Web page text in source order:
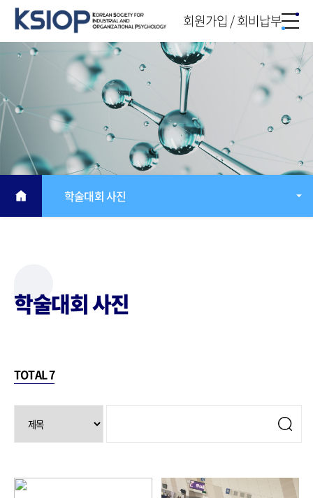
회원가입 / 회비납부
학술대회 사진
학술대회 사진
TOTAL7